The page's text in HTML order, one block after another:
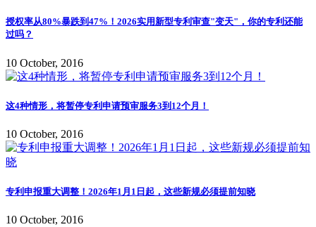
授权率从80%暴跌到47%！2026实用新型专利审查"变天"，你的专利还能
过吗？
10 October, 2016
这4种情形，将暂停专利申请预审服务3到12个月！
10 October, 2016
专利申报重大调整！2026年1月1日起，这些新规必须提前知晓
10 October, 2016